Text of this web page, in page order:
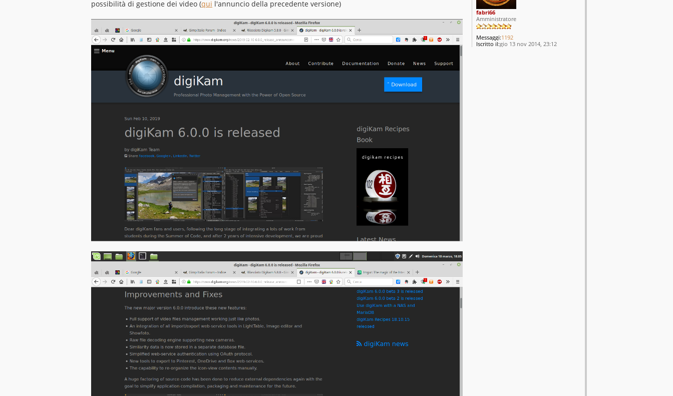
fabri66
Amministratore
Messaggi:1192
Iscritto il:gio 13 nov 2014, 23:12
a
g
o
possibilità di gestione dei video (qui l'annuncio della precedente versione)